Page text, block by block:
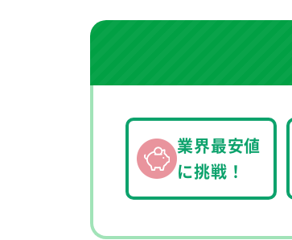
業界最安値
に挑戦！